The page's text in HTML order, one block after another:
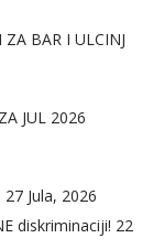
ZA BAR I ULCINJ
JUL 2026
27 Jula, 2026
diskriminaciji! 22